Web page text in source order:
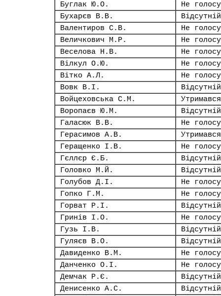
Буглак Ю.О.
Не
Бухарєв В.В.
Відсутній
Валентиров С.В.
Не
Величкович М.Р.
Не
Веселова Н.В.
Не
Вілкул О.Ю.
Не
Вітко А.Л.
Не
Вовк В.І.
Відсутній
Войцеховська С.М.
Утримався
Воропаєв Ю.М.
Відсутній
Галасюк В.В.
Не
Герасимов А.В.
Утримався
Геращенко І.В.
Не
Гєллєр Є.Б.
Відсутній
Головко М.Й.
Відсутній
Голубов Д.І.
Не
Гопко Г.М.
Не
Горват Р.І.
Відсутній
Гринів І.О.
Не
Гузь І.В.
Відсутній
Гуляєв В.О.
Відсутній
Давиденко В.М.
Не
Данченко О.І.
Не
Демчак Р.Є.
Відсутній
Денисенко А.С.
Відсутній